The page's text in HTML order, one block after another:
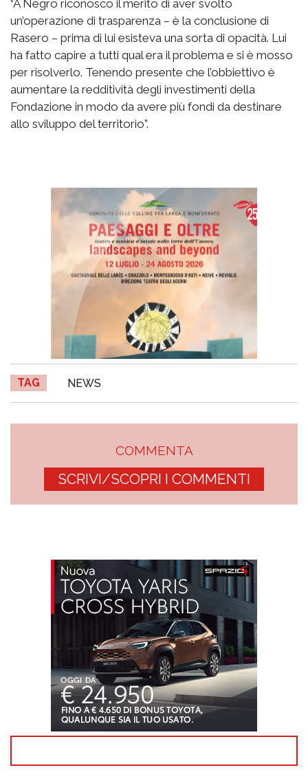
“A Negro riconosco il merito di aver svolto
un’operazione di trasparenza – è la conclusione di
Rasero – prima di lui esisteva una sorta di opacità. Lui
ha fatto capire a tutti qual era il problema e si è mosso
per risolverlo. Tenendo presente che l’obbiettivo è
aumentare la redditività degli investimenti della
Fondazione in modo da avere più fondi da destinare
allo sviluppo del territorio”.
TAG NEWS
COMMENTA
SCRIVI/SCOPRI I COMMENTI